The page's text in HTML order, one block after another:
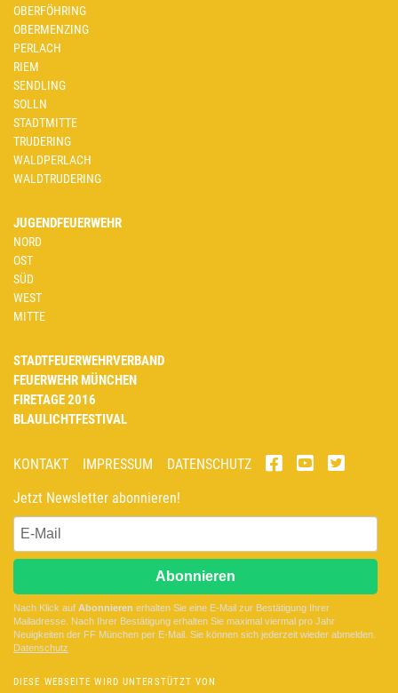
OBERFÖHRING
OBERMENZING
PERLACH
RIEM
SENDLING
SOLLN
STADTMITTE
TRUDERING
WALDPERLACH
WALDTRUDERING
JUGENDFEUERWEHR
NORD
OST
SÜD
WEST
MITTE
STADTFEUERWEHRVERBAND
FEUERWEHR MÜNCHEN
FIRETAGE 2016
BLAULICHTFESTIVAL
KONTAKT IMPRESSUM
DATENSCHUTZ
Jetzt Newsletter abonnieren!
Abonnieren
Nach Klick auf Abonnieren erhalten Sie eine E-Mail zur Bestätigung Ihrer
Mailadresse. Nach Ihrer Bestätigung erhalten Sie maximal viermal pro Jahr
Neuigkeiten der FF München per E-Mail. Sie können sich jederzeit wieder abmelden.
Datenschutz
DIESE WEBSEITE WIRD UNTERSTÜTZT VON